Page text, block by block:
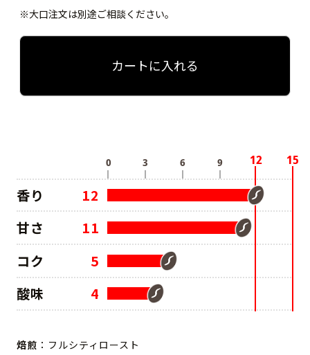
※大口注文は別途ご相談ください。
カートに入れる
香り
12
甘さ
11
コク
5
酸味
4
焙煎 ：フルシティロースト